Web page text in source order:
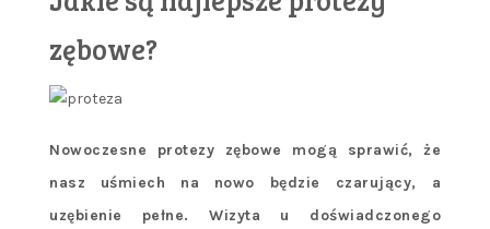
zębowe?
Nowoczesne protezy zębowe mogą sprawić, że
nasz uśmiech na nowo będzie czarujący, a
uzębienie pełne. Wizyta u doświadczonego